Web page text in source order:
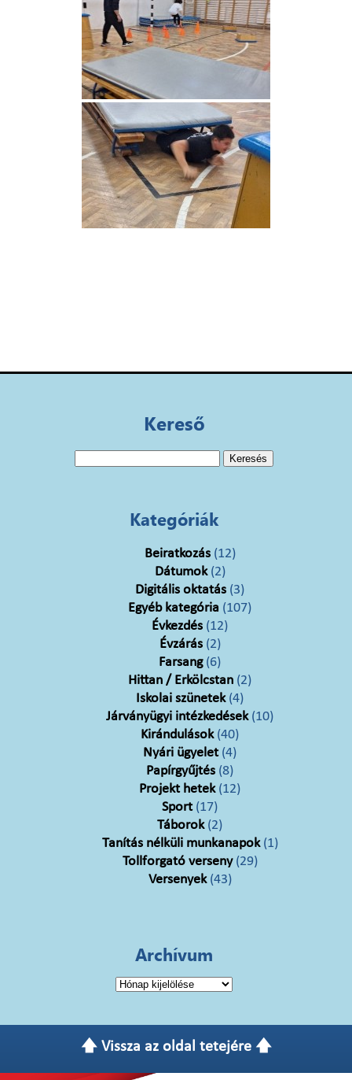
Kereső
Kategóriák
Beiratkozás(12)
Dátumok(2)
Digitális oktatás (3)
Egyéb kategória (107)
Évkezdés (12)
Évzárás(2)
Farsang(6)
Hittan / Erkölcstan (2)
Iskolai szünetek(4)
Járványügyi intézkedések(10)
Kirándulások(40)
Nyári ügyelet(4)
Papírgyűjtés (8)
Projekt hetek(12)
Sport(17)
Táborok(2)
Tanítás nélküli munkanapok(1)
Tollforgató verseny(29)
Versenyek(43)
Archívum
Archívum
🡅 Vissza az oldal tetejére 🡅